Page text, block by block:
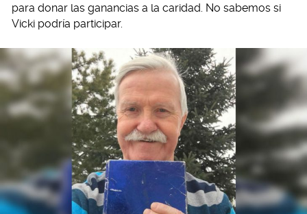
para donar las ganancias a la caridad. No sabemos si
Vicki podría participar.